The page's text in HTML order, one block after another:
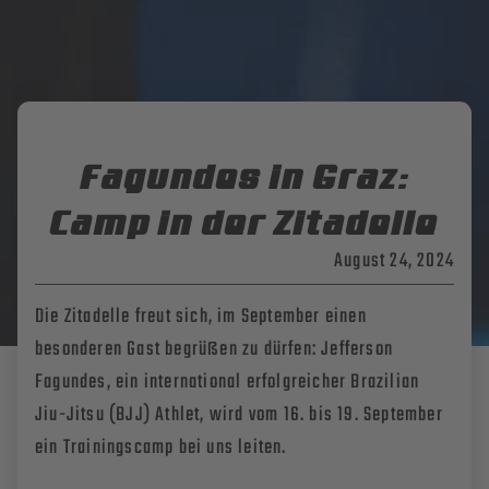
Fagundes in Graz:
Camp in der Zitadelle
August 24, 2024
Die Zitadelle freut sich, im September einen
besonderen Gast begrüßen zu dürfen: Jefferson
Fagundes, ein international erfolgreicher Brazilian
Jiu-Jitsu (BJJ) Athlet, wird vom 16. bis 19. September
ein Trainingscamp bei uns leiten.